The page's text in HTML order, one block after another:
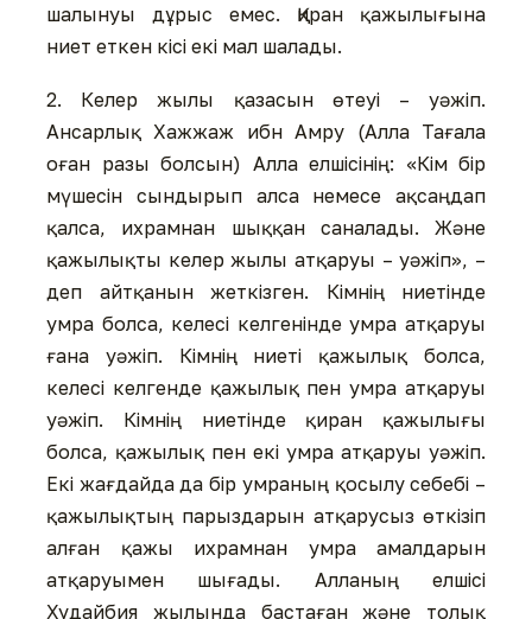
шалынуы дұрыс емес. Қиран қажылығына
ниет еткен кісі екі мал шалады.
2. Келер жылы қазасын өтеуі – уәжіп.
Ансарлық Хажжаж ибн Амру (Алла Тағала
оған разы болсын) Алла елшісінің: «Кім бір
мүшесін сындырып алса немесе ақсаңдап
қалса, ихрамнан шыққан саналады. Және
қажылықты келер жылы атқаруы – уәжіп», –
деп айтқанын жеткізген. Кімнің ниетінде
умра болса, келесі келгенінде умра атқаруы
ғана уәжіп. Кімнің ниеті қажылық болса,
келесі келгенде қажылық пен умра атқаруы
уәжіп. Кімнің ниетінде қиран қажылығы
болса, қажылық пен екі умра атқаруы уәжіп.
Екі жағдайда да бір умраның қосылу себебі –
қажылықтың парыздарын атқарусыз өткізіп
алған қажы ихрамнан умра амалдарын
атқаруымен шығады. Алланың елшісі
Худайбия жылында бастаған және толық